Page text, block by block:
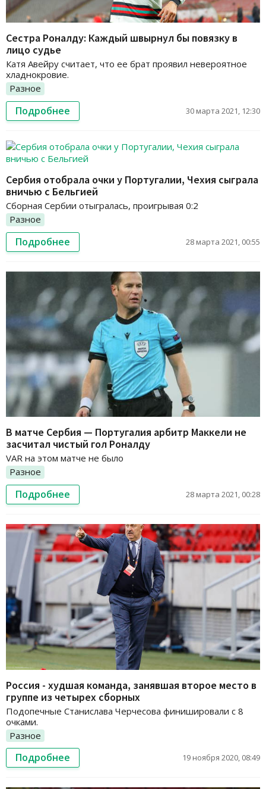
Сестра Роналду: Каждый швырнул бы повязку в
лицо судье
Катя Авейру считает, что ее брат проявил невероятное
хладнокровие.
Разное
Подробнее 30 марта 2021, 12:30
Сербия отобрала очки у Португалии, Чехия сыграла
вничью с Бельгией
Сборная Сербии отыгралась, проигрывая 0:2
Разное
Подробнее 28 марта 2021, 00:55
В матче Сербия — Португалия арбитр Маккели не
засчитал чистый гол Роналду
VAR на этом матче не было
Разное
Подробнее 28 марта 2021, 00:28
Россия - худшая команда, занявшая второе место в
группе из четырех сборных
Подопечные Станислава Черчесова финишировали с 8
очками.
Разное
Подробнее 19 ноября 2020, 08:49